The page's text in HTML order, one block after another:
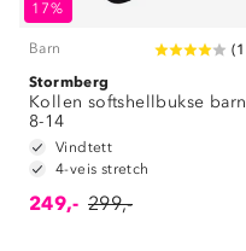
17%
Barn (1
Stormberg
Kollen softshellbukse barn
8-14
Vindtett
4-veis stretch
249,- 299,-